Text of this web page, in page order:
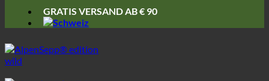
GRATIS VERSAND AB € 90